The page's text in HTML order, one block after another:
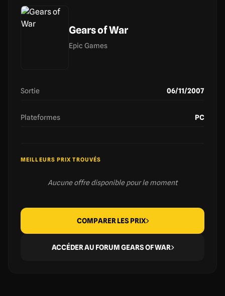
Gears of War
Epic Games
Sortie 06/11/2007
Plateformes PC
MEILLEURS PRIX TROUVÉS
Aucune offre disponible pour le moment
COMPARER LES PRIX
ACCÉDER AU FORUM GEARS OF WAR